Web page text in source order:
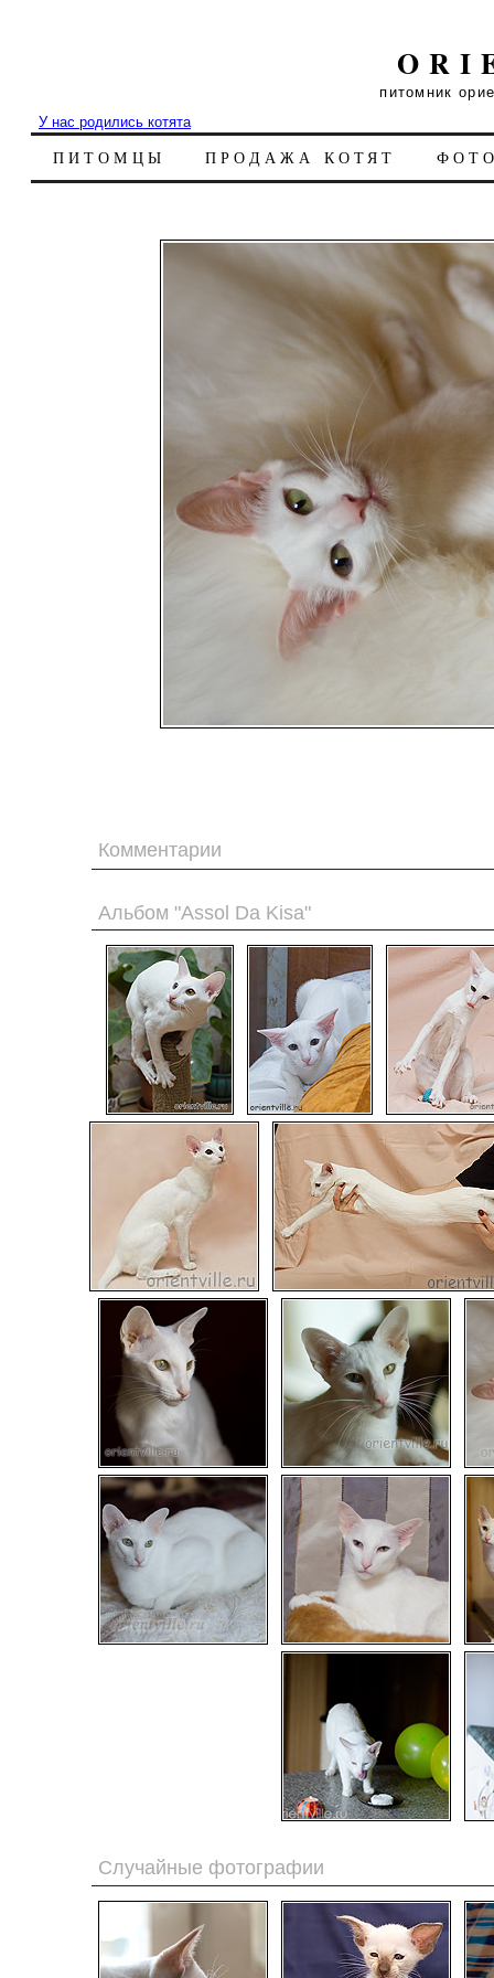
питомник
У нас родились котята
ПИТОМЦЫ ПРОДАЖА КОТЯТ
Комментарии
Альбом "Assol Da Kisa"
Случайные фотографии